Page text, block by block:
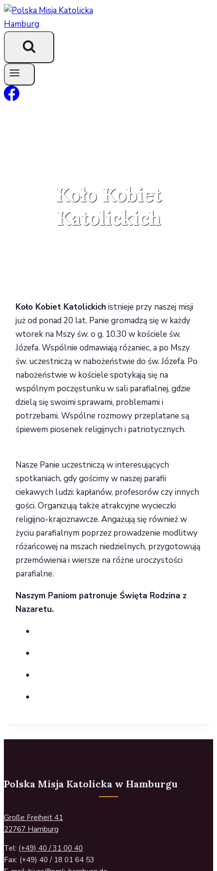
Przejdź
do
treści
Koło Kobiet
Katolickich
Koło Kobiet Katolickich istnieje przy naszej misji
już od ponad 20 lat. Panie gromadzą się w każdy
wtorek na Mszy św. o g. 10.30 w kościele św.
Józefa. Wspólnie odmawiają różaniec, a po Mszy
św. uczestniczą w nabożeństwie do św. Józefa. Po
nabożeństwie w kościele spotykają się na
wspólnym poczęstunku w sali parafialnej, gdzie
dzielą się swoimi sprawami, problemami i
potrzebami. Wspólne rozmowy przeplatane są
śpiewem piosenek religijnych i patriotycznych.
Nasze Panie uczestniczą w interesujących
spotkaniach, gdy gościmy w naszej parafii
ciekawych ludzi: kapłanów, profesorów czy innych
gości. Organizują także atrakcyjne wycieczki
religijno-krajoznawcze. Angażują się również w
życiu parafialnym poprzez prowadzenie modlitwy
różańcowej na mszach niedzielnych, przygotowują
przemówienia i wiersze na różne uroczystości
parafialne.
Naszym Paniom patronuje Święta Rodzina z
Nazaretu.
Polska Misja Katolicka w Hamburgu
Große Freiheit 41
22767 Hamburg
Tel: (+49) 40 / 31 00 40
Fax: (+49) 40 / 18 01 64 53